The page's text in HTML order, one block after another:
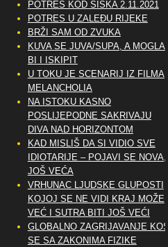
POTRES KOD SISKA 2.11.2021
POTRES U ZALEĐU RIJEKE
BRŽI SAM OD ZVUKA
KUVA SE JUVA/SUPA, A MOGLA
BI I ISKIPIT
U TOKU JE SCENARIJ IZ FILMA
MELANCHOLIA
NA ISTOKU KASNO
POSLIJEPODNE SAKRIVAJU
DIVA NAD HORIZONTOM
KAD MISLIŠ DA SI VIDIO SVE
IDIOTARIJE – POJAVI SE NOVA,..
JOŠ VEĆA
VRHUNAC LJUDSKE GLUPOSTI
KOJOJ SE NE VIDI KRAJ MOŽE
VEĆ I SUTRA BITI JOŠ VEĆI
GLOBALNO ZAGRIJAVANJE KOSI
SE SA ZAKONIMA FIZIKE